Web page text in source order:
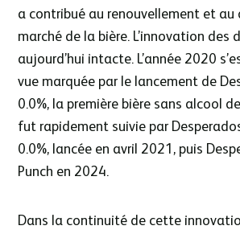
a contribué au renouvellement et au
marché de la bière. L’innovation des
aujourd’hui intacte. L’année 2020
vue marquée par le lancement de
0.0%, la première bière sans alcool
fut rapidement suivie par
0.0%, lancée en avril 2021, puis
Punch en 2024.
Dans la continuité de cette